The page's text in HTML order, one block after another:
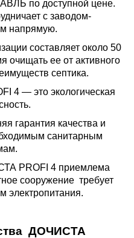
по доступной цене.
с заводом-
напрямую.
составляет около 50
очищать ее от активного
септика.
— это экологическая
гарантия качества и
санитарным
PROFI 4 приемлема
сооружение требует
электропитания.
ДОЧИСТА